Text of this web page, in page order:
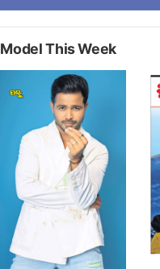
Model This Week